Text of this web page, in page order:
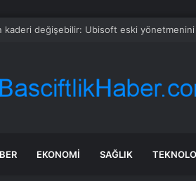
kaderi değişebilir: Ubisoft eski
EKONOMI SAĞLIK